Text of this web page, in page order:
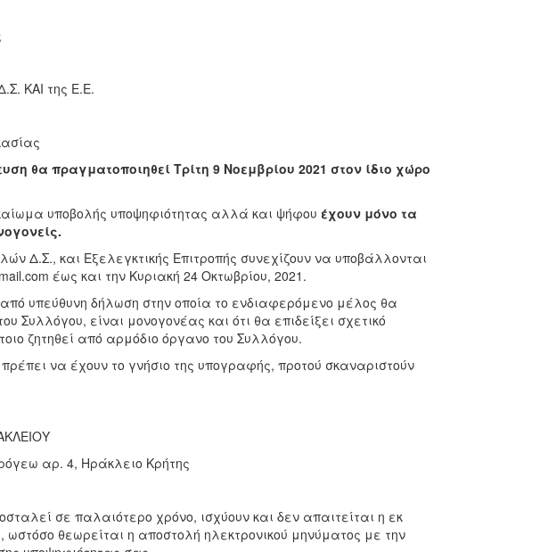
ΚΑΙ της Ε.Ε.
θα πραγματοποιηθεί Τρίτη 9 Νοεμβρίου 2021 στον ίδιο χώρο
υποβολής υποψηφιότητας αλλά και ψήφου έχουν μόνο τα
Δ.Σ., και Εξελεγκτικής Επιτροπής συνεχίζουν να υποβάλλονται
έως και την Κυριακή 24 Οκτωβρίου, 2021.
υπεύθυνη δήλωση στην οποία το ενδιαφερόμενο μέλος θα
Συλλόγου, είναι μονογονέας και ότι θα επιδείξει σχετικό
ζητηθεί από αρμόδιο όργανο του Συλλόγου.
να έχουν το γνήσιο της υπογραφής, προτού σκαναριστούν
αρ. 4, Ηράκλειο Κρήτης
σε παλαιότερο χρόνο, ισχύουν και δεν απαιτείται η εκ
ωστόσο θεωρείται η αποστολή ηλεκτρονικού μηνύματος με την